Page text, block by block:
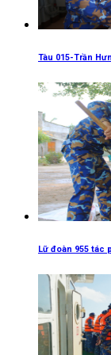
Tàu 015-Trần
Lữ đoàn 955 tác